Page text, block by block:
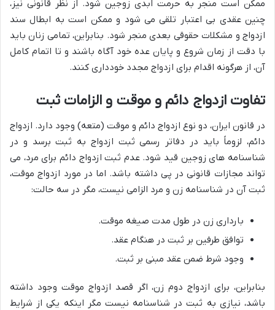
ممکن است منجر به حرمت ابدی زوجین شود. از نظر قانونی نیز،
چنین عقدی بی اعتبار تلقی می شود و ممکن است به ابطال سند
ازدواج و مشکلات حقوقی بعدی منجر شود. بنابراین، تمامی زنان باید
با دقت از زمان شروع و پایان عده خود آگاه باشند و تا اتمام کامل
آن، از هرگونه اقدام برای ازدواج مجدد خودداری کنند.
تفاوت ازدواج دائم و موقت و الزامات ثبت
در قانون ایران، دو نوع ازدواج دائم و موقت (متعه) وجود دارد. ازدواج
دائم، لزوماً باید در دفاتر رسمی ثبت ازدواج به ثبت برسد و در
شناسنامه های زوجین قید شود. عدم ثبت ازدواج دائم برای مرد، می
تواند مجازات قانونی در پی داشته باشد. اما در مورد ازدواج موقت،
ثبت آن در شناسنامه زن و مرد الزامی نیست، مگر در سه حالت:
بارداری زن در طول مدت صیغه موقت.
توافق طرفین بر ثبت در هنگام عقد.
وجود شرط ضمن عقد مبنی بر ثبت.
بنابراین، برای ازدواج دوم زن، اگر قصد ازدواج موقت وجود داشته
باشد، نیازی به ثبت در شناسنامه نیست مگر اینکه یکی از شرایط